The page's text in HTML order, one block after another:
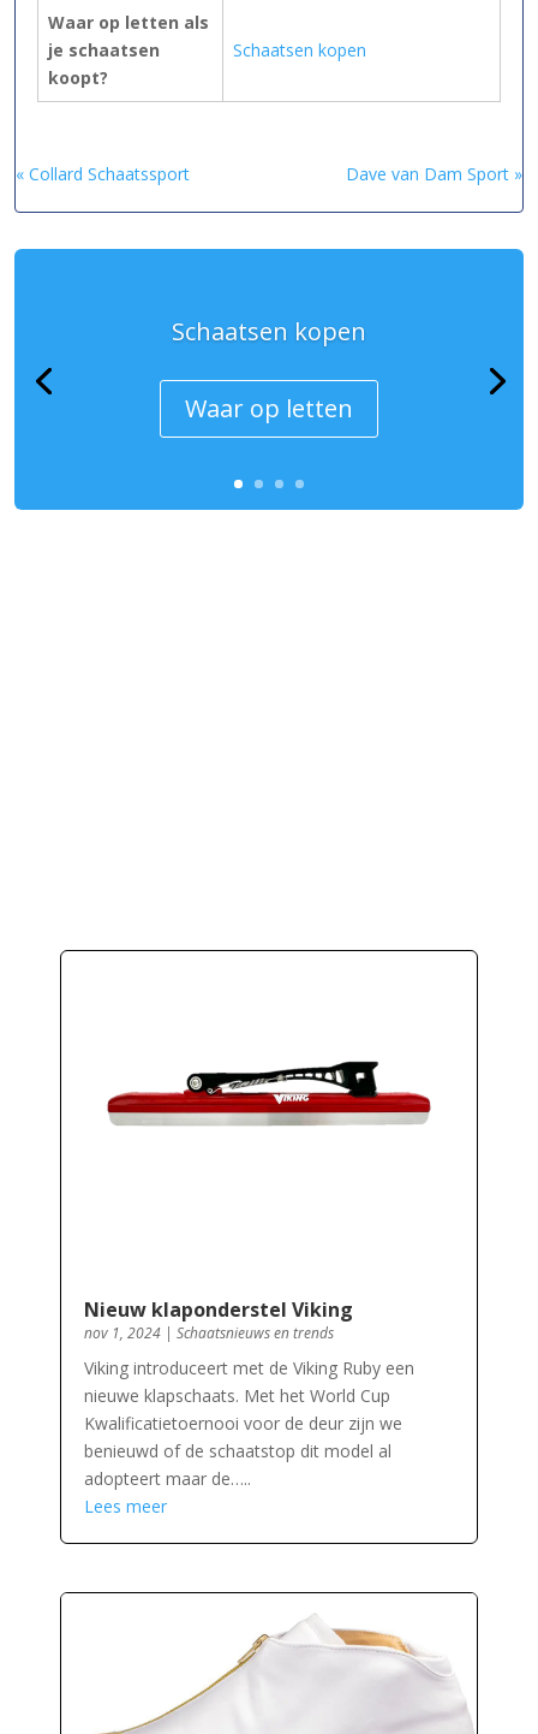
Waar op letten als
je schaatsen
koopt?
Schaatsen kopen
« Collard Schaatssport Dave van Dam Sport »
Schaatsen kopen
Waar op letten
Nieuw klaponderstel Viking
nov 1, 2024| Schaatsnieuws en trends
Viking introduceert met de Viking Ruby een
nieuwe klapschaats. Met het World Cup
Kwalificatietoernooi voor de deur zijn we
benieuwd of de schaatstop dit model al
adopteert maar de…..
Lees meer